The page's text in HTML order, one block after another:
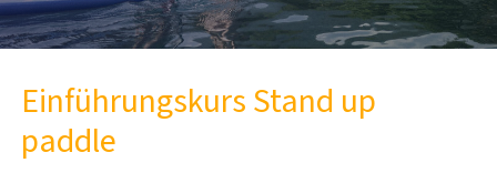
Einführungskurs Stand up
paddle